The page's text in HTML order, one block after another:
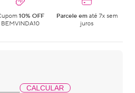
10% OFF
BEMVINDA10
Parcele ematé 7x sem
juros
CALCULAR